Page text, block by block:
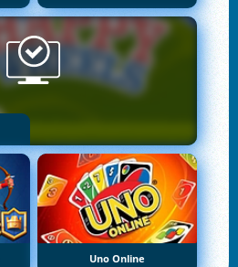
Uno Online